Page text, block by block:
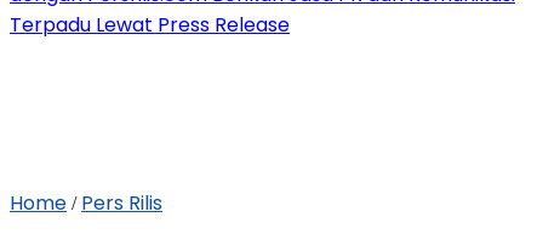
Terpadu Lewat Press Release
Home / Pers Rilis